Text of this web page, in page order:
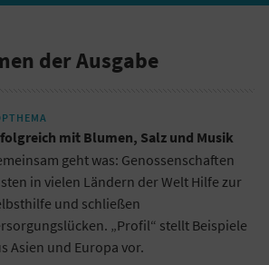
der Ausgabe
mit Blumen, Salz und Musik
geht was: Genossenschaften
in vielen Ländern der Welt Hilfe zur
und schließen
„Profil“ stellt Beispiele
Asien und Europa vor.